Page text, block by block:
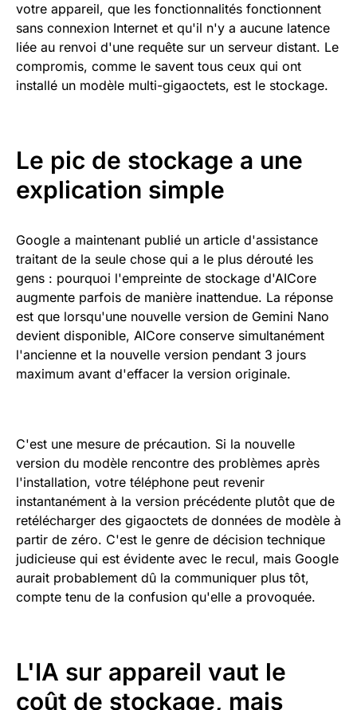
votre appareil, que les fonctionnalités fonctionnent
sans connexion Internet et qu'il n'y a aucune latence
liée au renvoi d'une requête sur un serveur distant. Le
compromis, comme le savent tous ceux qui ont
installé un modèle multi-gigaoctets, est le stockage.
Le pic de stockage a une
explication simple
Google a maintenant publié un article d'assistance
traitant de la seule chose qui a le plus dérouté les
gens : pourquoi l'empreinte de stockage d'AICore
augmente parfois de manière inattendue. La réponse
est que lorsqu'une nouvelle version de Gemini Nano
devient disponible, AICore conserve simultanément
l'ancienne et la nouvelle version pendant 3 jours
maximum avant d'effacer la version originale.
C'est une mesure de précaution. Si la nouvelle
version du modèle rencontre des problèmes après
l'installation, votre téléphone peut revenir
instantanément à la version précédente plutôt que de
retélécharger des gigaoctets de données de modèle à
partir de zéro. C'est le genre de décision technique
judicieuse qui est évidente avec le recul, mais Google
aurait probablement dû la communiquer plus tôt,
compte tenu de la confusion qu'elle a provoquée.
L'IA sur appareil vaut le
coût de stockage, mais